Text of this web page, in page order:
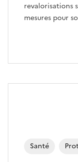
revalorisations
mesures pour
Santé